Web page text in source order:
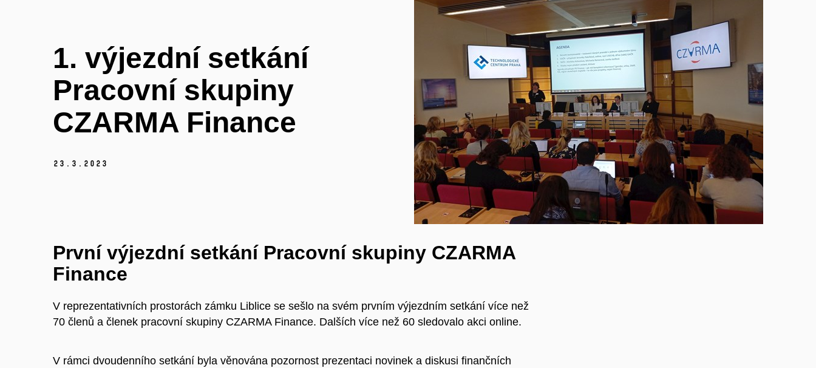
1. výjezdní setkání
Pracovní skupiny
CZARMA Finance
23. 3. 2023
První výjezdní setkání Pracovní skupiny CZARMA
Finance
V reprezentativních prostorách zámku Liblice se sešlo na svém prvním výjezdním setkání více než
70 členů a členek pracovní skupiny CZARMA Finance. Dalších více než 60 sledovalo akci online.
V rámci dvoudenního setkání byla věnována pozornost prezentaci novinek a diskusi finančních